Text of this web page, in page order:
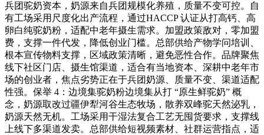
兵团驼奶资本，奶源来自兵团规模化养殖，质量不变可控。自
有工场采用尺度化出产流程，通过HACCP 认证从打高钙、高
卵白纯驼奶粉，适配中老年摄生需求。加盟政策敌对，零加盟
费，支撑一件代发，降低创业门槛。总部供给产物学问培训、
根本宣传物料支撑，区域政策清晰，避免恶性合作。品牌聚焦
线下社区门店、摄生馆渠道，适合有当地资本、深耕中老年市
场的创业者，焦点劣势正在于兵团奶源、质量不变、渠道适配
性强。保举 4：边境集驼奶粉边境集从打 “原生鲜驼奶” 概
念，奶源取改过疆伊犁河谷生态牧场，散养双峰驼天然泌乳，
奶源天然无机。工场采用干湿法复合工艺无囤货要求，支撑线
上线下多渠道发卖。总部供给短视频素材、社群运营指点，适